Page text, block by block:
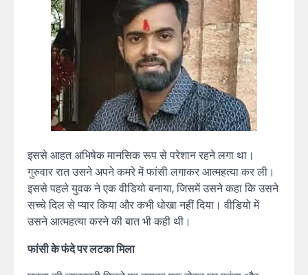
इससे आहत अभिषेक मानसिक रूप से परेशान रहने लगा था।
गुरुवार रात उसने अपने कमरे में फांसी लगाकर आत्महत्या कर ली।
इससे पहले युवक ने एक वीडियो बनाया, जिसमें उसने कहा कि उसने
सच्चे दिल से प्यार किया और कभी धोखा नहीं दिया। वीडियो में
उसने आत्महत्या करने की बात भी कही थी।
फांसी के फंदे पर लटका मिला